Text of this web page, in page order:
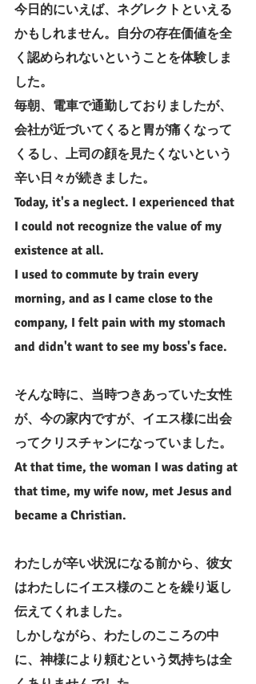
今日的にいえば、ネグレクトといえる
かもしれません。自分の存在価値を全
く認められないということを体験しま
した。
毎朝、電車で通勤しておりましたが、
会社が近づいてくると胃が痛くなって
くるし、上司の顔を見たくないという
辛い日々が続きました。
Today, it's a neglect. I experienced that
I could not recognize the value of my
existence at all.
I used to commute by train every
morning, and as I came close to the
company, I felt pain with my stomach
and didn't want to see my boss's face.
そんな時に、当時つきあっていた女性
が、今の家内ですが、イエス様に出会
ってクリスチャンになっていました。
At that time, the woman I was dating at
that time, my wife now, met Jesus and
became a Christian.
わたしが辛い状況になる前から、彼女
はわたしにイエス様のことを繰り返し
伝えてくれました。
しかしながら、わたしのこころの中
に、神様により頼むという気持ちは全